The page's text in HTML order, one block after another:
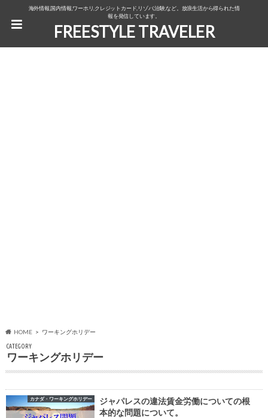
海外情報,国内情報,ワーホリ,クレジットカード,リゾバ,治験,など。放浪生活から得られた情
報を発信しています。
FREESTYLE TRAVELER
HOME ワーキングホリデー
CATEGORY
ワーキングホリデー
カナダ・ワーキングホリデー
ジャパレスの違法賃金労働についての根
本的な問題について。